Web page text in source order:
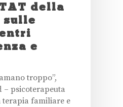
della
sulle
e
troppo”,
– psicoterapeuta
terapia familiare e